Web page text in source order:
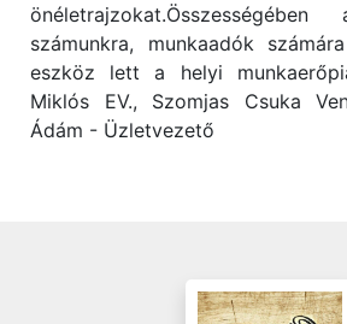
számunkra, munkaadók
eszköz lett a helyi
Miklós EV., Szomjas Csuka
Ádám - Üzletvezető